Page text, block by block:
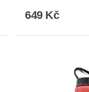
649 Kč